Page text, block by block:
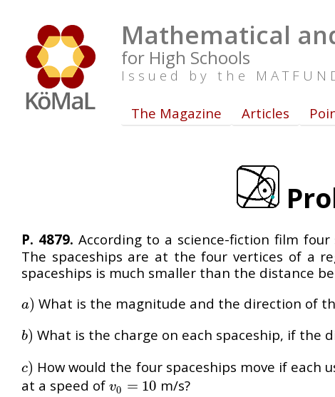
Mathematical
for High Schools
Issued by the
The Magazine Articles
P. 4879. According to a science-fiction film
The spaceships are at the four vertices of a
spaceships is much smaller than the distance
a)
a) What is the magnitude and the direction of
b)
b) What is the charge on each spaceship, if the
c)
c) How would the four spaceships move if
at a speed of v0 = 10
v0 =10
m/s?